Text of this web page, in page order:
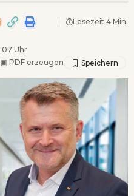
Uhr
▣ PDF erzeugen
Lesezeit 4 Min.